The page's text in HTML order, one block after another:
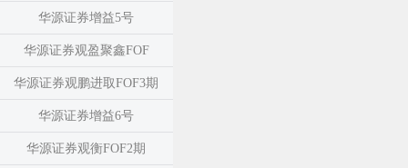
华源证券增益5号
华源证券观盈聚鑫FOF
华源证券观鹏进取FOF3期
华源证券增益6号
华源证券观衡FOF2期